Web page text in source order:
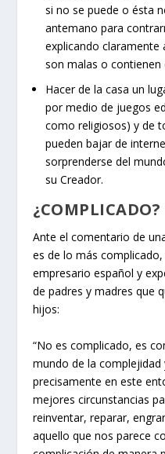
si no se puede o ésta
antemano para
explicando claramente
son malas o contienen
Hacer de la casa un
por medio de juegos
como religiosos) y de
pueden bajar de
sorprenderse del
su Creador.
Ante el comentario de
es de lo más
empresario español y
de padres y madres que
hijos:
“No es complicado, es
mundo de la complejidad
precisamente en este
mejores circunstancias
reinventar, reparar,
aquello que nos parece